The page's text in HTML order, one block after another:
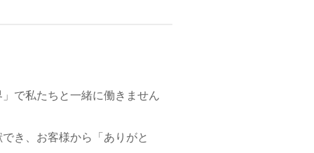
で私たちと一緒に働きません
き、お客様から「ありがと